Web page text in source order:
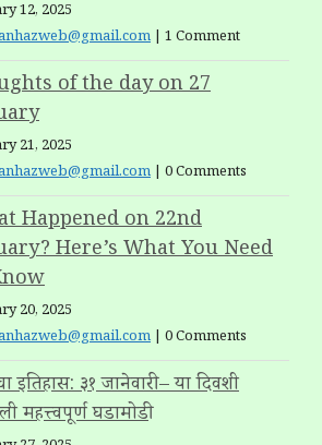
12, 2025
| 1 Comment
of the day on 27
21, 2025
| 0 Comments
Happened on 22nd
Here’s What You Need
20, 2025
| 0 Comments
३१ जानेवारी – या दिवशी
महत्त्वपूर्ण घडामोडी